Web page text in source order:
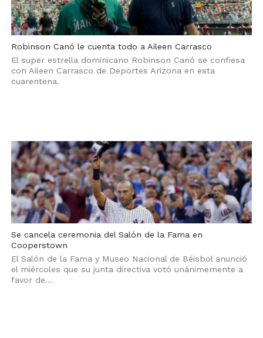
Robinson Canó le cuenta todo a Aileen Carrasco
El super estrella dominicano Robinson Canó se confiesa
con Aileen Carrasco de Deportes Arizona en esta
cuarentena.
Se cancela ceremonia del Salón de la Fama en
Cooperstown
El Salón de la Fama y Museo Nacional de Béisbol anunció
el miércoles que su junta directiva votó unánimemente a
favor de...